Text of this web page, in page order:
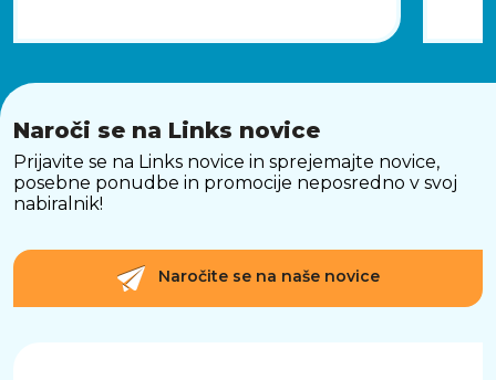
Naroči se na Links novice
Prijavite se na Links novice in sprejemajte novice,
posebne ponudbe in promocije neposredno v svoj
nabiralnik!
Naročite se na naše novice